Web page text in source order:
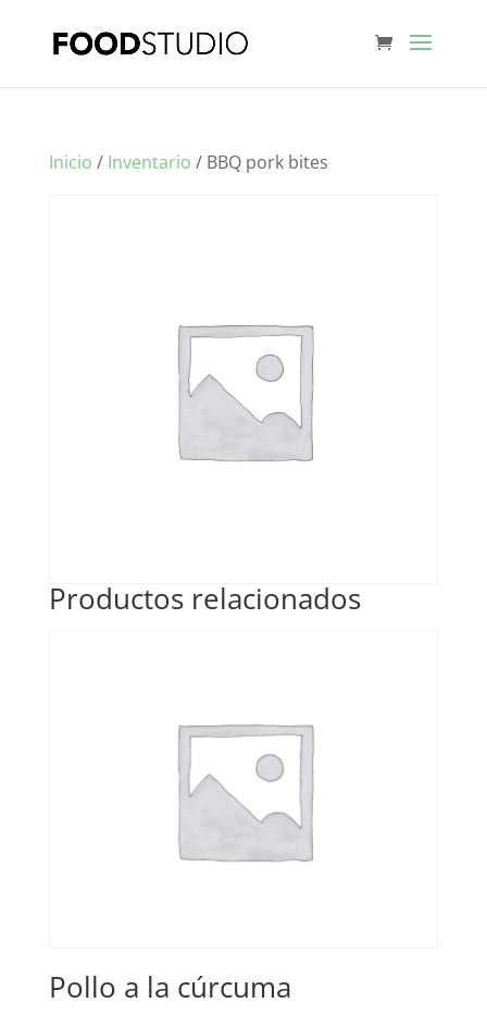
Inicio / Inventario / BBQ pork bites
Productos relacionados
Pollo a la cúrcuma